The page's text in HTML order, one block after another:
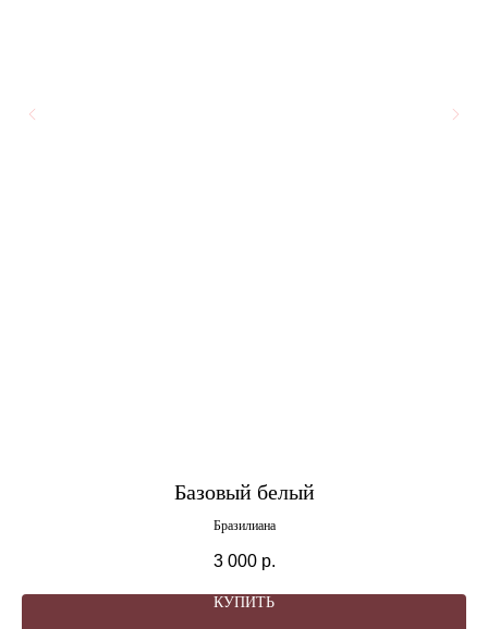
Базовый белый
Бразилиана
3 000 р.
КУПИТЬ